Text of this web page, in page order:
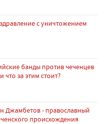
с уничтожением
банды против чеченцев
что за этим стоит?
Джамбетов - православный
происхождения